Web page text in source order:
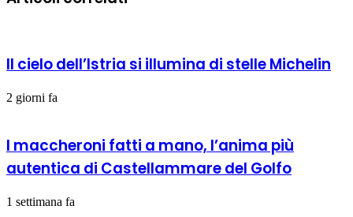
ll cielo dell’Istria si illumina di stelle Michelin
2 giorni fa
I maccheroni fatti a mano, l’anima più
autentica di Castellammare del Golfo
1 settimana fa